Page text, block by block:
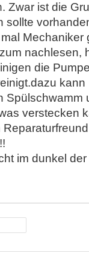
Zwar ist die
Mechaniker
nachlesen,
die
kann
Spülschwamm
verstecken
im dunkel